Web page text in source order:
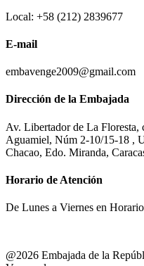
Local: +58 (212) 2839677
E-mail
embavenge2009@gmail.com
Dirección de la Embajada
Av. Libertador de La Floresta,
Aguamiel, Núm 2-10/15-18 ,
Chacao, Edo. Miranda,
Horario de Atención
De Lunes a Viernes en
@2026 Embajada de la